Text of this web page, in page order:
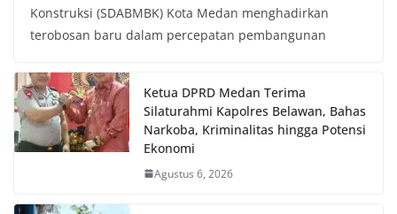
Konstruksi (SDABMBK) Kota Medan menghadirkan
terobosan baru dalam percepatan pembangunan
Ketua DPRD Medan Terima
Silaturahmi Kapolres Belawan, Bahas
Narkoba, Kriminalitas hingga Potensi
Ekonomi
Agustus 6, 2026